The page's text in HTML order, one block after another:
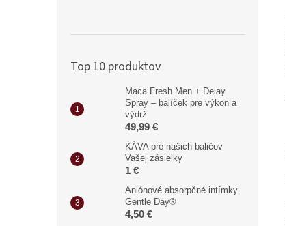
Top 10 produktov
Maca Fresh Men + Delay
Spray – balíček pre výkon a
výdrž
49,99 €
KÁVA pre našich baličov
Vašej zásielky
1 €
Aniónové absorpčné intímky
Gentle Day®
4,50 €